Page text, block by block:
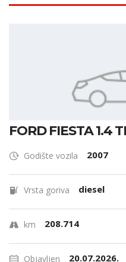
FORD FIESTA 1.4
Godište vozila 2007
Vrsta goriva diesel
km 208.714
Objavljen 20.07.2026.